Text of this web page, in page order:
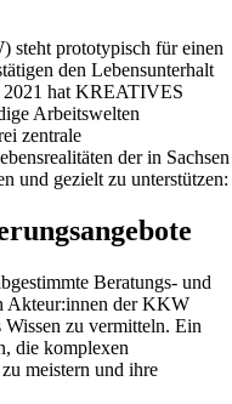
prototypisch für einen
den Lebensunterhalt
2021 hat KREATIVES
Arbeitswelten
zentrale
der in Sachsen
und gezielt zu unterstützen:
Beratungs- und
Akteur:innen der KKW
zu vermitteln. Ein
die komplexen
meistern und ihre